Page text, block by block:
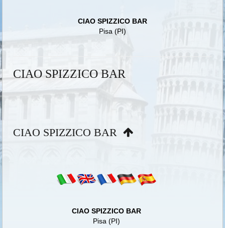
CIAO SPIZZICO BAR
Pisa (PI)
CIAO SPIZZICO BAR
CIAO SPIZZICO BAR
CIAO SPIZZICO BAR
Pisa (PI)